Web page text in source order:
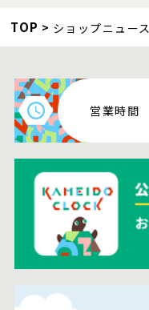
TOP ショップニュース
営業時間